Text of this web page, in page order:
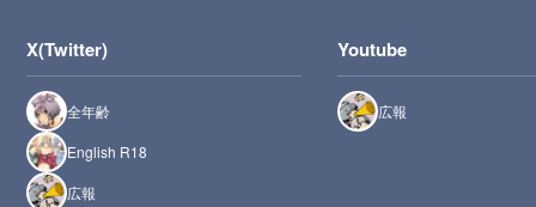
X(Twitter)
全年齢
English R18
広報
Youtube
広報